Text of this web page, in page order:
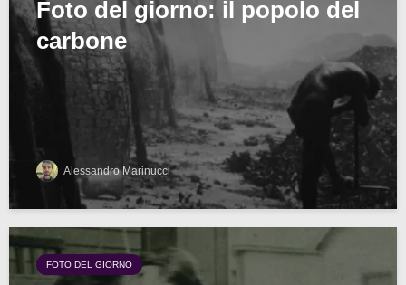
Foto del giorno: il popolo del
carbone
Alessandro Marinucci
FOTO DEL GIORNO